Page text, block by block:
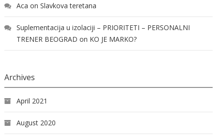
Aca on Slavkova teretana
Suplementacija u izolaciji – PRIORITETI – PERSONALNI
TRENER BEOGRAD on KO JE MARKO?
Archives
April 2021
August 2020